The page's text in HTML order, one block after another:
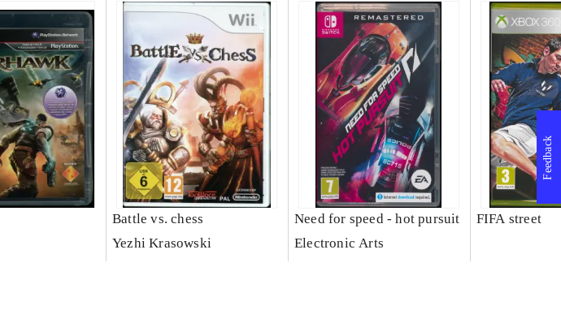
Battle vs. chess
Yezhi Krasowski
Need for speed - hot pursuit
Electronic Arts
FIFA street
Feedback